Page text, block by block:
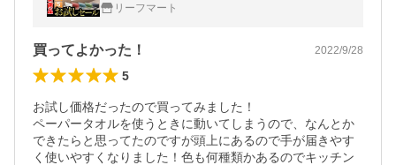
ーパーホルダー
リーフマート
買ってよかった！ 2022/9/28
5
お試し価格だったので買ってみました！
ペーパータオルを使うときに動いてしまうので、なんとか
できたらと思ってたのですが頭上にあるので手が届きやす
く使いやすくなりました！色も何種類かあるのでキッチン